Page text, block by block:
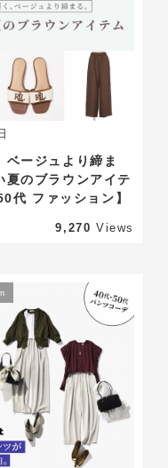
ベージュより締ま
夏のブラウンアイテ
代 ファッション】
9,270 Views